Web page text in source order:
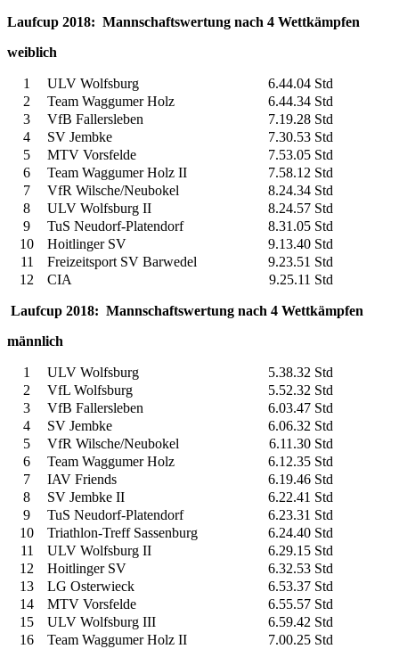
Laufcup 2018: Mannschaftswertung nach 4 Wettkämpfen
weiblich
1 ULV Wolfsburg
6.44.04 Std
2
Team Waggumer Holz
6.44.34 Std
3
VfB Fallersleben
7.19.28 Std
4
SV Jembke
7.30.53 Std
5
MTV Vorsfelde
7.53.05 Std
6
Team Waggumer Holz II
7.58.12 Std
7
VfR Wilsche/Neubokel
8.24.34 Std
8
ULV Wolfsburg II
8.24.57 Std
9
TuS Neudorf-Platendorf
8.31.05 Std
10
Hoitlinger SV
9.13.40 Std
11
Freizeitsport SV Barwedel
9.23.51 Std
12
CIA 9.25.11 Std
Laufcup 2018: Mannschaftswertung nach 4 Wettkämpfen
männlich
1 ULV Wolfsburg
5.38.32 Std
2
VfL Wolfsburg
5.52.32 Std
3
VfB Fallersleben
6.03.47 Std
4
SV Jembke
6.06.32 Std
5
VfR Wilsche/Neubokel
6.11.30 Std
6
Team Waggumer Holz
6.12.35 Std
7
IAV Friends
6.19.46 Std
8
SV Jembke II
6.22.41 Std
9
TuS Neudorf-Platendorf
6.23.31 Std
10
Triathlon-Treff Sassenburg
6.24.40 Std
11
ULV Wolfsburg II
6.29.15 Std
12
Hoitlinger SV
6.32.53 Std
13
LG Osterwieck
6.53.37 Std
14
MTV Vorsfelde
6.55.57 Std
15
ULV Wolfsburg III
6.59.42 Std
16
Team Waggumer Holz II
7.00.25 Std